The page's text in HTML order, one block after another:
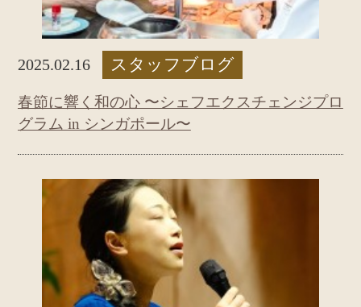
2025.02.16 スタッフブログ
春節に響く和の心 〜シェフエクスチェンジプロ
グラム in シンガポール〜